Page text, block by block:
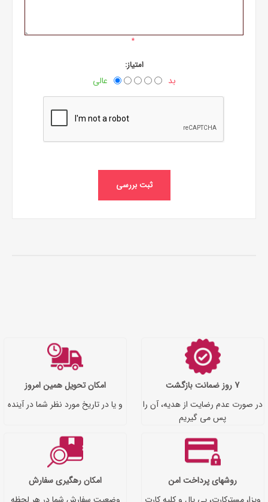
*
امتیاز:
بد عالی
ثبت بررسی
7 روز ضمانت بازگشت
در صورت عدم رضایت از هدیه، آن را
پس می گیریم
امکان تحویل همین امروز
و یا در تاریخ مورد نظر شما در آینده
روشهای پرداخت امن
ویزا، مسترکارت، پی پال و کلیه کارت
امکان رهگیری سفارش
وضعیت سفارش شما در هر لحظه